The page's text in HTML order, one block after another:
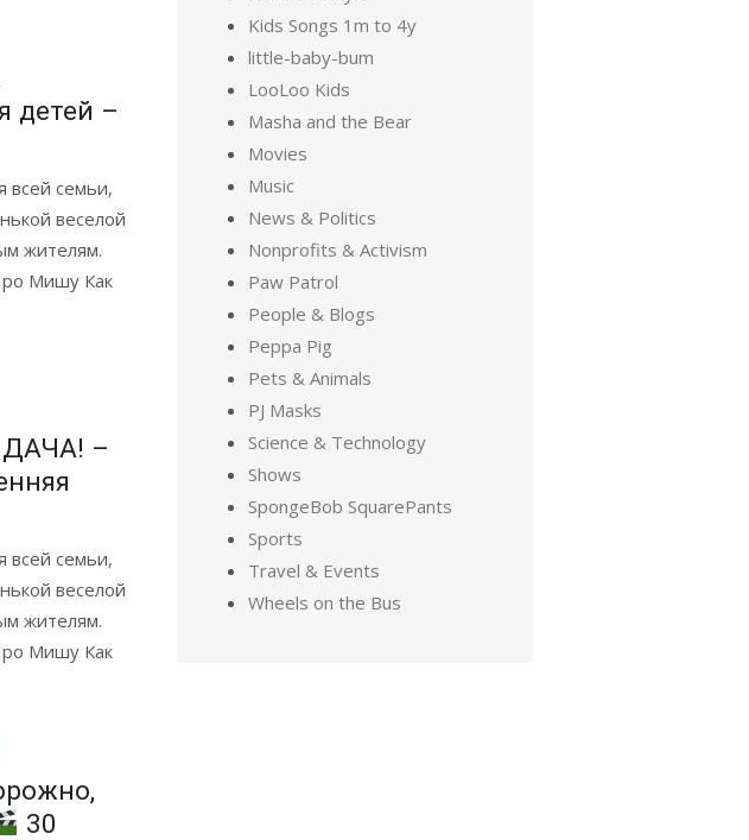
детей –
всей семьи,
веселой
жителям.
Мишу Как
–
всей семьи,
веселой
жителям.
Мишу Как
30
Kids Songs 1m to 4y
little-baby-bum
LooLoo Kids
Masha and the Bear
Movies
Music
News & Politics
Nonprofits & Activism
Paw Patrol
People & Blogs
Peppa Pig
Pets & Animals
PJ Masks
Science & Technology
Shows
SpongeBob SquarePants
Sports
Travel & Events
Wheels on the Bus